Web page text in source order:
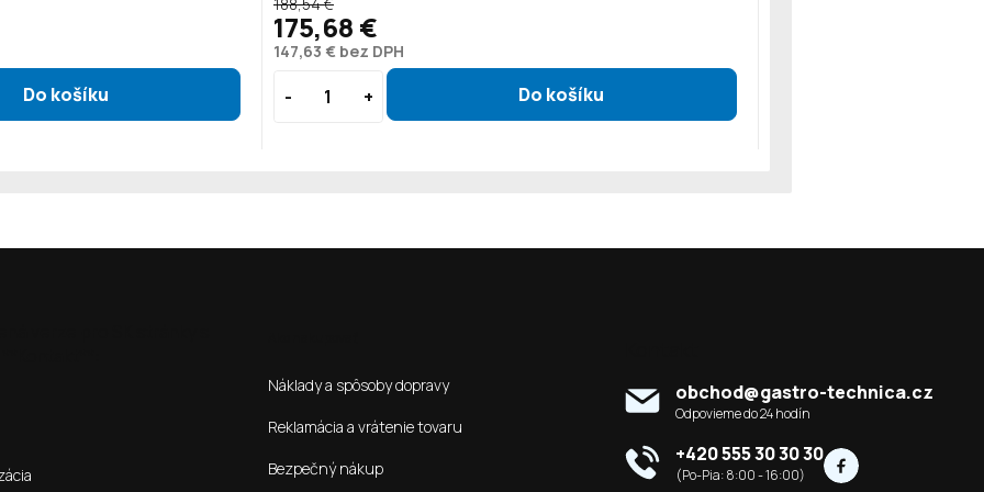
147,63 € bez DPH
175,68 €
Náklady a spôsoby dopravy
Reklamácia a vrátenie tovaru
Bezpečný nákup
obchod@gastro-technica.cz
+420 555 30 30 30